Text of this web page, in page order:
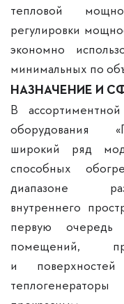
тепловой
регулировки
экономно
минимальных по
НАЗНАЧЕНИЕ И
В
оборудования
широкий ряд
способных
диапазоне
внутреннего
первую очередь
помещений,
и